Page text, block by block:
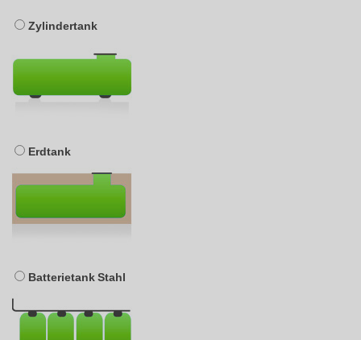
Zylindertank
Erdtank
Batterietank Stahl